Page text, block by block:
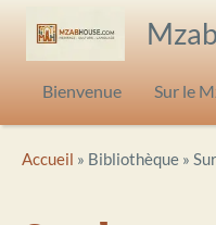
Bienvenue Sur le
Breadcrumb
Accueil Bibliothèque